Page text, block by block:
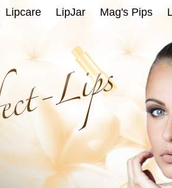
Lipcare LipJar Mag's Pips